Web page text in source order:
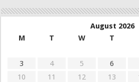
August 2026
M
T W T
3
4 5 6
10
11 12 13